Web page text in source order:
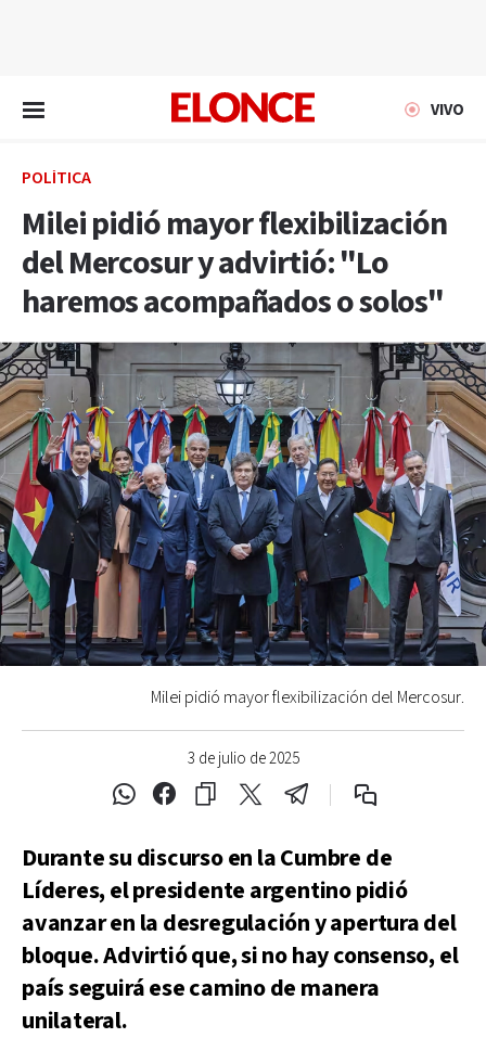
VIVO
POLÍTICA
Milei pidió mayor flexibilización
del Mercosur y advirtió: "Lo
haremos acompañados o solos"
3 de julio de 2025
Milei pidió mayor flexibilización del Mercosur.
Durante su discurso en la Cumbre de
Líderes, el presidente argentino pidió
avanzar en la desregulación y apertura del
bloque. Advirtió que, si no hay consenso, el
país seguirá ese camino de manera
unilateral.